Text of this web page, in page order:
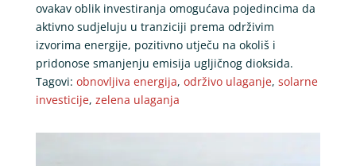
ovakav oblik investiranja omogućava pojedincima da
aktivno sudjeluju u tranziciji prema održivim
izvorima energije, pozitivno utječu na okoliš i
pridonose smanjenju emisija ugljičnog dioksida.
Tagovi: obnovljiva energija, održivo ulaganje, solarne
investicije, zelena ulaganja